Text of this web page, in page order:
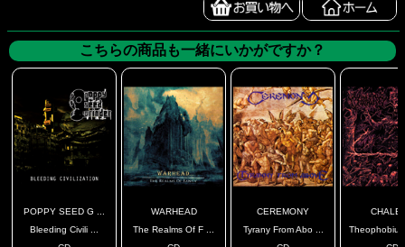
こちらの商品も一緒にいかがですか？
POPPY SEED G ...
Bleeding Civili ...
WARHEAD
The Realms Of F ...
CEREMONY
Tyrany From Abo ...